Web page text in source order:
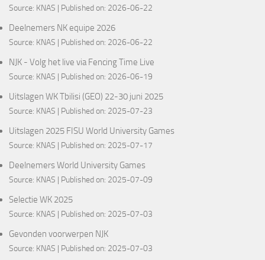
Source: KNAS Published on: 2026-06-22
Deelnemers NK equipe 2026
Source: KNAS Published on: 2026-06-22
NJK - Volg het live via Fencing Time Live
Source: KNAS Published on: 2026-06-19
Uitslagen WK Tbilisi (GEO) 22-30 juni 2025
Source: KNAS Published on: 2025-07-23
Uitslagen 2025 FISU World University Games
Source: KNAS Published on: 2025-07-17
Deelnemers World University Games
Source: KNAS Published on: 2025-07-09
Selectie WK 2025
Source: KNAS Published on: 2025-07-03
Gevonden voorwerpen NJK
Source: KNAS Published on: 2025-07-03